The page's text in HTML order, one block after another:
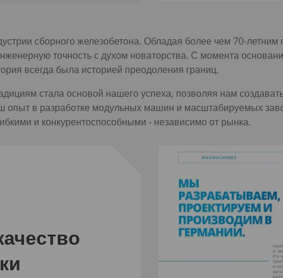
сборного железобетона. Обладая более чем 70-летним
точность с духом новаторства. С момента
всегда была историей преодоления границ.
стала основой нашего успеха, позволяя нам
в разработке модульных машин и масштабируемых
и конкурентоспособными - независимо от рынка.